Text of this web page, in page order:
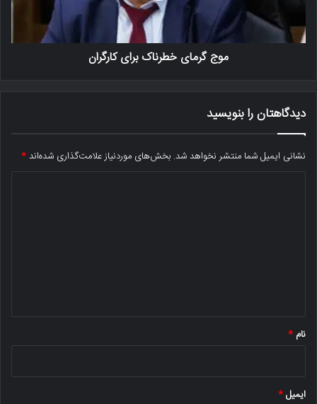
موج گرمای خطرناک برای کارگران
دیدگاهتان را بنویسید
نشانی ایمیل شما منتشر نخواهد شد. بخش‌های موردنیاز علامت‌گذاری شده‌اند*
نام *
ایمیل*